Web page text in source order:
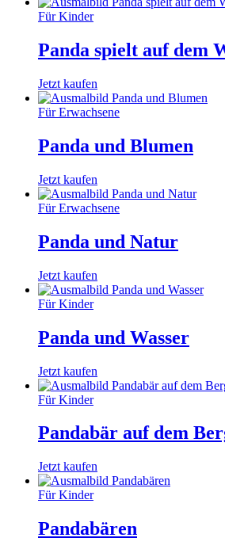
Für Kinder
Panda spielt auf dem
Jetzt kaufen
Für Erwachsene
Panda und Blumen
Jetzt kaufen
Für Erwachsene
Panda und Natur
Jetzt kaufen
Für Kinder
Panda und Wasser
Jetzt kaufen
Für Kinder
Pandabär auf dem
Jetzt kaufen
Für Kinder
Pandabären